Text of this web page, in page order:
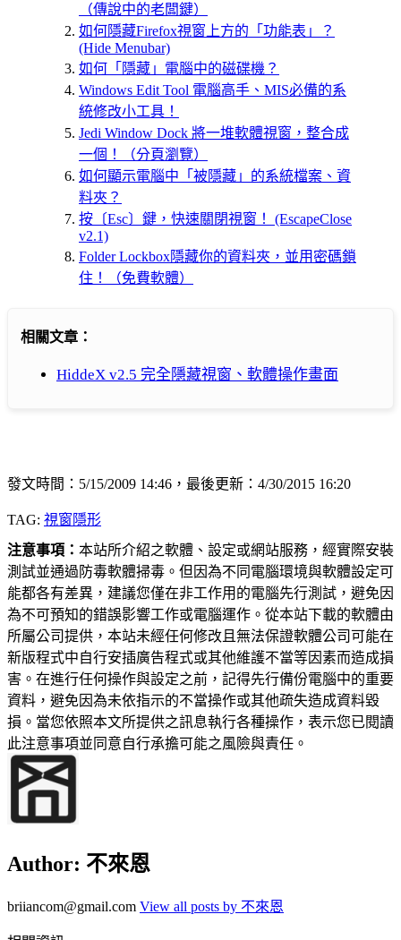
（傳說中的老闆鍵）
如何隱藏Firefox視窗上方的「功能表」？
(Hide Menubar)
如何「隱藏」電腦中的磁碟機？
Windows Edit Tool 電腦高手、MIS必備的系
統修改小工具！
Jedi Window Dock 將一堆軟體視窗，整合成
一個！（分頁瀏覽）
如何顯示電腦中「被隱藏」的系統檔案、資
料夾？
按〔Esc〕鍵，快速關閉視窗！ (EscapeClose
v2.1)
Folder Lockbox隱藏你的資料夾，並用密碼鎖
住！（免費軟體）
相關文章：
HiddeX v2.5 完全隱藏視窗、軟體操作畫面
發文時間：5/15/2009 14:46，最後更新：4/30/2015 16:20
TAG: 視窗隱形
注意事項： 本站所介紹之軟體、設定或網站服務，經實際安裝
測試並通過防毒軟體掃毒。但因為不同電腦環境與軟體設定可
能都各有差異，建議您僅在非工作用的電腦先行測試，避免因
為不可預知的錯誤影響工作或電腦運作。從本站下載的軟體由
所屬公司提供，本站未經任何修改且無法保證軟體公司可能在
新版程式中自行安插廣告程式或其他維護不當等因素而造成損
害。在進行任何操作與設定之前，記得先行備份電腦中的重要
資料，避免因為未依指示的不當操作或其他疏失造成資料毀
損。當您依照本文所提供之訊息執行各種操作，表示您已閱讀
此注意事項並同意自行承擔可能之風險與責任。
Author: 不來恩
briiancom@gmail.com View all posts by 不來恩